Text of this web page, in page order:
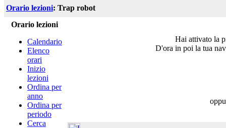
Orario lezioni: Trap robot
Orario lezioni
Calendario
Elenco
orari
Inizio
lezioni
Ordina per
anno
Ordina per
periodo
Cerca
Hai attivato la
D'ora in poi la tua